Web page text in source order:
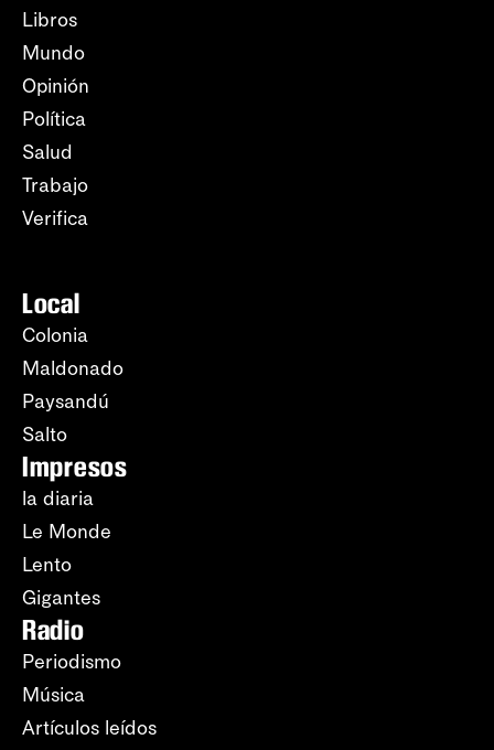
Libros
Mundo
Opinión
Política
Salud
Trabajo
Verifica
Local
Colonia
Maldonado
Paysandú
Salto
Impresos
la diaria
Le Monde
Lento
Gigantes
Radio
Periodismo
Música
Artículos leídos